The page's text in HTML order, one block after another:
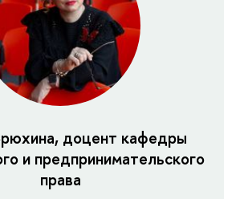
доцент кафедры
и предпринимательского
права